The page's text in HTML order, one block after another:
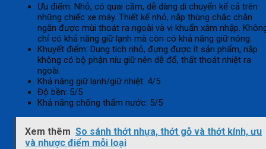
Ưu điểm: Nhỏ, có quai cầm, dễ dàng di chuyển kể cả trên
những chiếc xe máy. Thiết kế nhỏ, nắp thùng chắc chắn
ngăn được mùi thoát ra ngoài và vi khuẩn xâm nhập.
chỉ có khả năng giữ lạnh mà còn có khả năng giữ nóng.
Khuyết điểm: Dung tích nhỏ, đựng được ít sản phẩm, nắp
không có bộ phận níu giữ nên dễ đổ, thất thoát nhiệt ra
ngoài.
Khả năng giữ lạnh/giữ nhiệt: 4/5
Độ bền: 5/5
Khả năng chống thấm nước: 5/5
Xem thêm So sánh thớt nhựa, thớt gỗ và thớt kính, ưu
và nhược điểm mỗi loại